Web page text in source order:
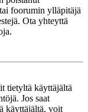
foorumin ylläpitäjä
Ota yhteyttä
tietyltä käyttäjältä
Jos saat
käyttäjältä, voit